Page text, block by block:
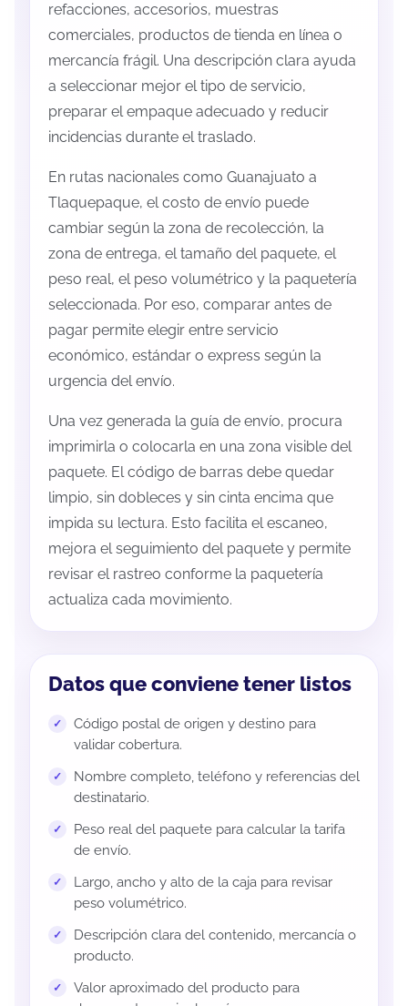
refacciones, accesorios, muestras
comerciales, productos de tienda en línea o
mercancía frágil. Una descripción clara ayuda
a seleccionar mejor el tipo de servicio,
preparar el empaque adecuado y reducir
incidencias durante el traslado.
En rutas nacionales como Guanajuato a
Tlaquepaque, el costo de envío puede
cambiar según la zona de recolección, la
zona de entrega, el tamaño del paquete, el
peso real, el peso volumétrico y la paquetería
seleccionada. Por eso, comparar antes de
pagar permite elegir entre servicio
económico, estándar o express según la
urgencia del envío.
Una vez generada la guía de envío, procura
imprimirla o colocarla en una zona visible del
paquete. El código de barras debe quedar
limpio, sin dobleces y sin cinta encima que
impida su lectura. Esto facilita el escaneo,
mejora el seguimiento del paquete y permite
revisar el rastreo conforme la paquetería
actualiza cada movimiento.
Datos que conviene tener listos
Código postal de origen y destino para
validar cobertura.
Nombre completo, teléfono y referencias del
destinatario.
Peso real del paquete para calcular la tarifa
de envío.
Largo, ancho y alto de la caja para revisar
peso volumétrico.
Descripción clara del contenido, mercancía o
producto.
Valor aproximado del producto para